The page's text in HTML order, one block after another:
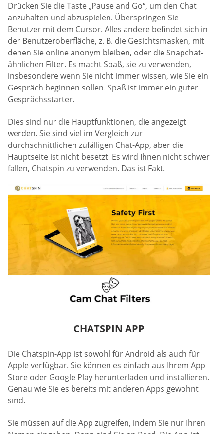
Drücken Sie die Taste „Pause and Go“, um den Chat
anzuhalten und abzuspielen. Überspringen Sie
Benutzer mit dem Cursor. Alles andere befindet sich in
der Benutzeroberfläche, z. B. die Gesichtsmasken, mit
denen Sie online anonym bleiben, oder die Snapchat-
ähnlichen Filter. Es macht Spaß, sie zu verwenden,
insbesondere wenn Sie nicht immer wissen, wie Sie ein
Gespräch beginnen sollen. Spaß ist immer ein guter
Gesprächsstarter.
Dies sind nur die Hauptfunktionen, die angezeigt
werden. Sie sind viel im Vergleich zur
durchschnittlichen zufälligen Chat-App, aber die
Hauptseite ist nicht besetzt. Es wird Ihnen nicht schwer
fallen, Chatspin zu verwenden. Das ist Fakt.
CHATSPIN APP
Die Chatspin-App ist sowohl für Android als auch für
Apple verfügbar. Sie können es einfach aus Ihrem App
Store oder Google Play herunterladen und installieren.
Genau wie Sie es bereits mit anderen Apps gewohnt
sind.
Sie müssen auf die App zugreifen, indem Sie nur Ihren